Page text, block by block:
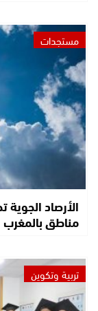
مستجدات
الأرصاد
مناطق بالمغرب
تربية وتكوين